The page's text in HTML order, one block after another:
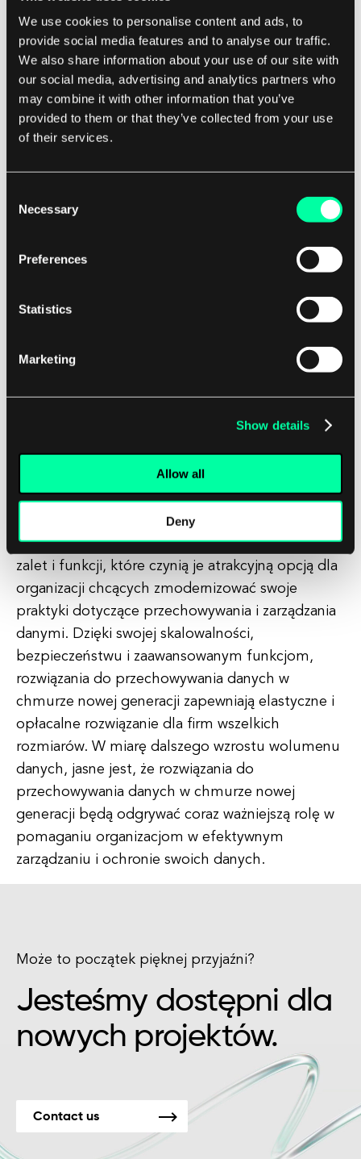
We use cookies to personalise content and ads, to
provide social media features and to analyse our traffic.
We also share information about your use of our site with
our social media, advertising and analytics partners who
may combine it with other information that you’ve
provided to them or that they’ve collected from your use
of their services.
Selection
Necessary
Preferences
Statistics
Marketing
Show details
Allow all
Deny
przywracanie, które zapewnia, że dane są zawsze
dostępne i bezpieczne, nawet w przypadku
katastrofy. Dodatkowo wiele rozwiązań do
przechowywania w chmurze oferuje
zaawansowane narzędzia analityki danych, które
pozwalają organizacjom uzyskiwać cenne
kluczową cechą rozwiązań do przechowywania
dla środowisk chmurowych hybrydowych. Wiele
hybrydowe, które polega na wykorzystaniu
kombinacji lokalnych i chmurowych rozwiązań do
przechowywania. Rozwiązania do przechowywania
danych w chmurze nowej generacji zostały
organizacjom korzystanie z zalet obu środowisk.
Podsumowanie
Podsumowując, rozwiązania do przechowywania
danych w chmurze nowej generacji oferują szereg
zalet i funkcji, które czynią je atrakcyjną opcją dla
organizacji chcących zmodernizować swoje
praktyki dotyczące przechowywania i zarządzania
danymi. Dzięki swojej skalowalności,
bezpieczeństwu i zaawansowanym funkcjom,
rozwiązania do przechowywania danych w
chmurze nowej generacji zapewniają elastyczne i
opłacalne rozwiązanie dla firm wszelkich
rozmiarów. W miarę dalszego wzrostu wolumenu
danych, jasne jest, że rozwiązania do
przechowywania danych w chmurze nowej
generacji będą odgrywać coraz ważniejszą rolę w
pomaganiu organizacjom w efektywnym
zarządzaniu i ochronie swoich danych.
Może to początek pięknej przyjaźni?
Jesteśmy dostępni dla
nowych projektów.
Contact us